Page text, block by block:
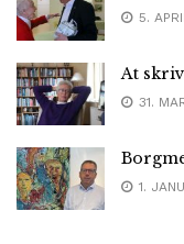
5.
At
31.
1.